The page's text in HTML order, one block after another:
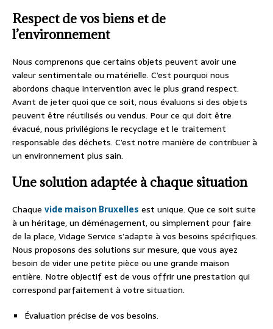
Respect de vos biens et de
l’environnement
Nous comprenons que certains objets peuvent avoir une
valeur sentimentale ou matérielle. C’est pourquoi nous
abordons chaque intervention avec le plus grand respect.
Avant de jeter quoi que ce soit, nous évaluons si des objets
peuvent être réutilisés ou vendus. Pour ce qui doit être
évacué, nous privilégions le recyclage et le traitement
responsable des déchets. C’est notre manière de contribuer à
un environnement plus sain.
Une solution adaptée à chaque situation
Chaque vide maison Bruxelles est unique. Que ce soit suite
à un héritage, un déménagement, ou simplement pour faire
de la place, Vidage Service s’adapte à vos besoins spécifiques.
Nous proposons des solutions sur mesure, que vous ayez
besoin de vider une petite pièce ou une grande maison
entière. Notre objectif est de vous offrir une prestation qui
correspond parfaitement à votre situation.
Évaluation précise de vos besoins.